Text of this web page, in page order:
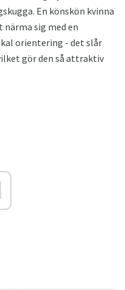
En könskön kvinna
sig med en
orientering - det slår
gör den så attraktiv